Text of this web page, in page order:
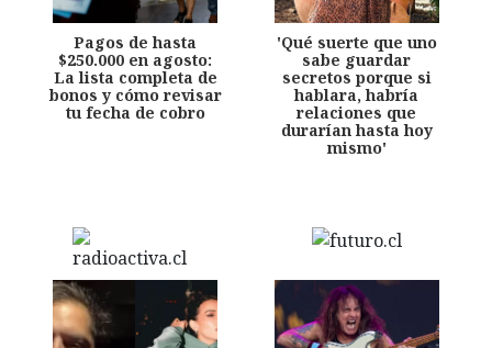
Pagos de hasta
$250.000 en agosto:
La lista completa de
bonos y cómo revisar
tu fecha de cobro
'Qué suerte que uno
sabe guardar
secretos porque si
hablara, habría
relaciones que
durarían hasta hoy
mismo'